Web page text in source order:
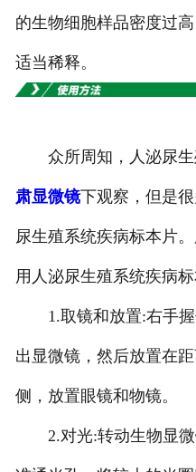
的生物细胞样品密度过
适当稀释。
众所周知，人泌尿生
肃显微镜下观察，但是
尿生殖系统疾病标本片
用人泌尿生殖系统疾病标
1.取镜和放置:右手握
出显微镜，然后放置在
侧，放置眼镜和物镜。
2.对光:转动生物显微